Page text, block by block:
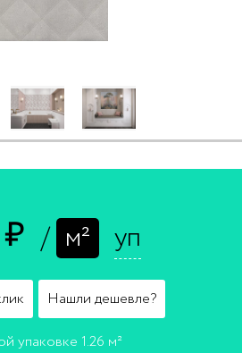
/ м² уп
Нашли дешевле?
упаковке 1.26 м²